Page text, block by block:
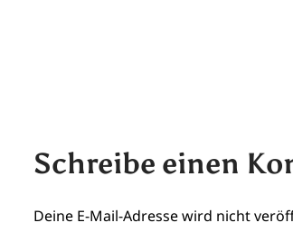
Schreibe einen
Deine E-Mail-Adresse wird nicht